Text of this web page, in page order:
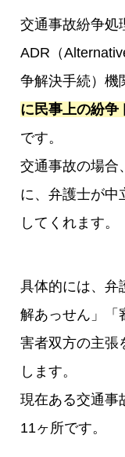
交通事故紛争処
ADR（
争解決手続）機
に民事上の紛争
です。
交通事故の場合
に、弁護士が中
してくれます。
具体的には、弁
解あっせん」「
害者双方の主張
します。
現在ある交通事
11ヶ所です。